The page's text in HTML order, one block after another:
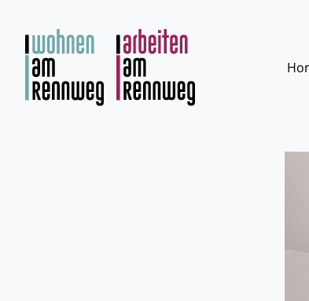
springen